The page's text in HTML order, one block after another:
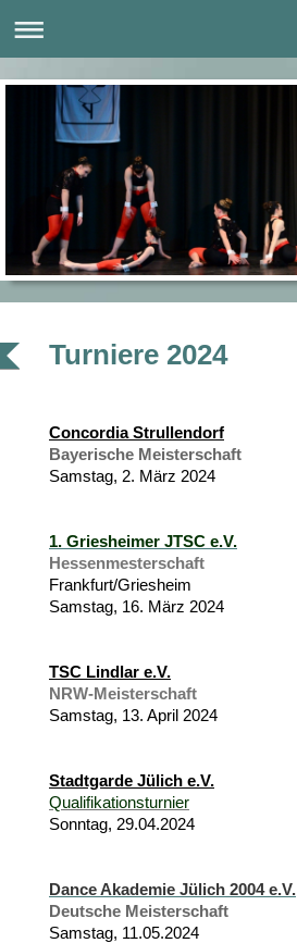
Turniere 2024
Concordia Strullendorf
Bayerische Meisterschaft
Samstag, 2. März 2024
1. Griesheimer JTSC e.V.
Hessenmesterschaft
Frankfurt/Griesheim
Samstag, 16. März 2024
TSC Lindlar e.V.
NRW-Meisterschaft
Samstag, 13. April 2024
Stadtgarde Jülich e.V.
Qualifikationsturnier
Sonntag, 29.04.2024
Dance Akademie Jülich 2004 e.V.
Deutsche Meisterschaft
Samstag, 11.05.2024